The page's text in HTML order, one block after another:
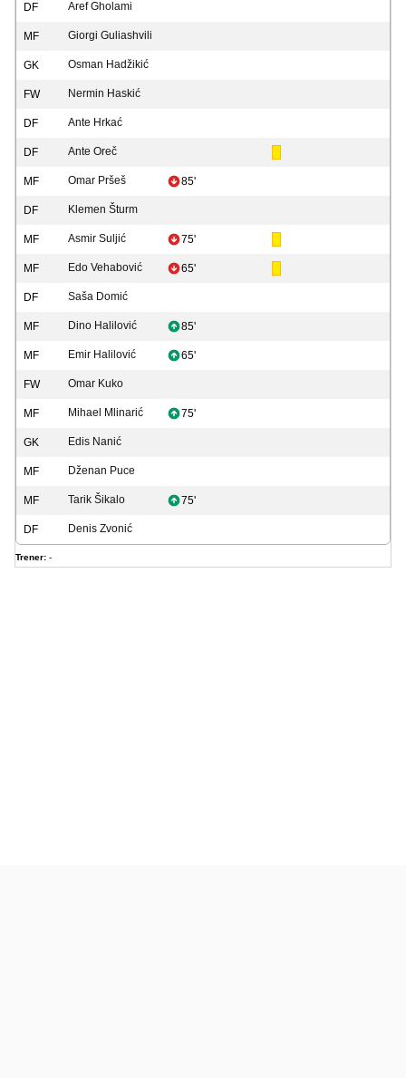
DF Aref Gholami
MF Giorgi Guliashvili
GK Osman Hadžikić
FW Nermin Haskić
DF Ante Hrkać
DF Ante Oreč
MF Omar Pršeš 85'
DF Klemen Šturm
MF Asmir Suljić 75'
MF Edo Vehabović 65'
DF Saša Domić
MF Dino Halilović 85'
MF Emir Halilović 65'
FW Omar Kuko
MF Mihael Mlinarić 75'
GK Edis Nanić
MF Dženan Puce
MF Tarik Šikalo 75'
DF Denis Zvonić
Trener: -